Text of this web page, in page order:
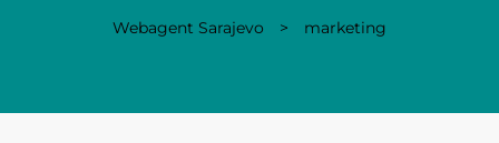
Webagent Sarajevo > marketing